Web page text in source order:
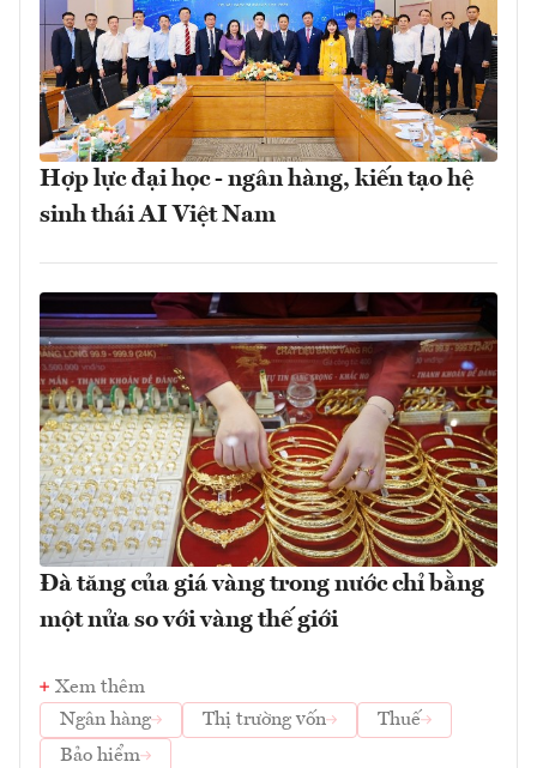
Hợp lực đại học - ngân hàng, kiến tạo hệ
sinh thái AI Việt Nam
Đà tăng của giá vàng trong nước chỉ bằng
một nửa so với vàng thế giới
Xem thêm
Ngân hàng
Thị trường vốn
Thuế
Bảo hiểm